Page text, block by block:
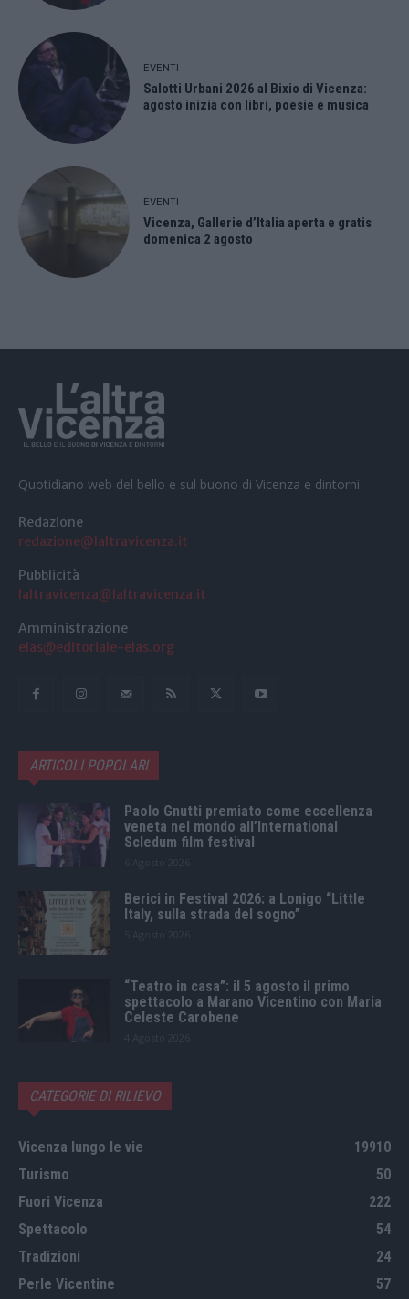
EVENTI
Salotti Urbani 2026 al Bixio di Vicenza:
agosto inizia con libri, poesie e musica
EVENTI
Vicenza, Gallerie d’Italia aperta e gratis
domenica 2 agosto
Quotidiano web del bello e sul buono di Vicenza e dintorni
Redazione
redazione@laltravicenza.it
Pubblicità
laltravicenza@laltravicenza.it
Amministrazione
elas@editoriale-elas.org
ARTICOLI POPOLARI
Paolo Gnutti premiato come eccellenza
veneta nel mondo all’International
Scledum film festival
Berici in Festival 2026: a Lonigo “Little
Italy, sulla strada del sogno”
“Teatro in casa”: il 5 agosto il primo
spettacolo a Marano Vicentino con Maria
Celeste Carobene
CATEGORIE DI RILIEVO
Vicenza lungo le vie
19910
Turismo
50
Fuori Vicenza
222
Spettacolo
54
Tradizioni
24
Perle Vicentine
57